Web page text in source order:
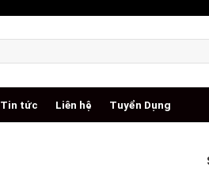
Tin tức Liên hệ Tuyển Dụng